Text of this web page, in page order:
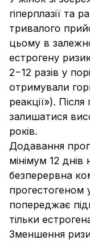
гіперплазії та
тривалого
цьому в
естрогену
2−12 разів у
отримували
реакції»).
залишатися
років.
Додавання
мінімум 12
безперервна
прогестогеном
попереджає
тільки
Зменшення